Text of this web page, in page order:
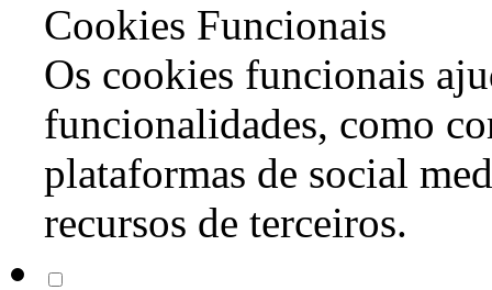
Cookies Funcionais
Os cookies funcionais
funcionalidades, como
plataformas de social
recursos de terceiros.